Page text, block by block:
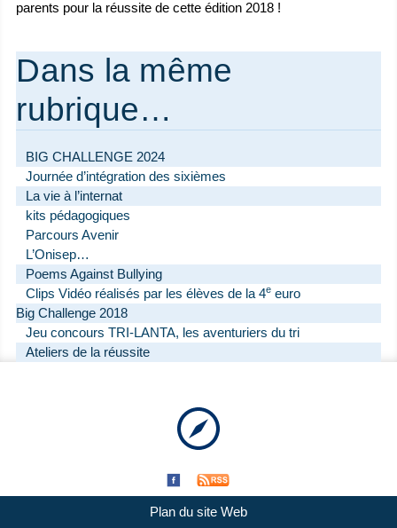
parents pour la réussite de cette édition 2018 !
Dans la même
rubrique…
BIG CHALLENGE 2024
Journée d’intégration des sixièmes
La vie à l’internat
kits pédagogiques
Parcours Avenir
L’Onisep…
Poems Against Bullying
Clips Vidéo réalisés par les élèves de la 4eeuro
Big Challenge 2018
Jeu concours TRI-LANTA, les aventuriers du tri
Ateliers de la réussite
Plan du site Web